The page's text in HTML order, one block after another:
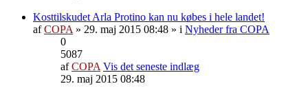
Kosttilskudet Arla Protino kan nu købes i hele landet!
afCOPA » 29. maj 2015 08:48 » i Nyheder fra COPA
0
5087
afCOPA Vis det seneste indlæg
29. maj 2015 08:48